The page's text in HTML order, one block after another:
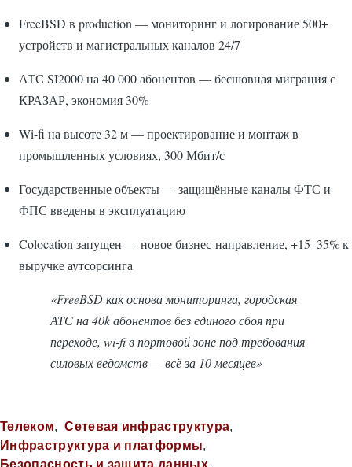
FreeBSD в production — мониторинг и логирование 500+
устройств и магистральных каналов 24/7
АТС SI2000 на 40 000 абонентов — бесшовная миграция с
КРАЗАР, экономия 30%
Wi-fi на высоте 32 м — проектирование и монтаж в
промышленных условиях, 300 Мбит/с
Государственные объекты — защищённые каналы ФТС и
ФПС введены в эксплуатацию
Colocation запущен — новое бизнес-направление, +15–35% к
выручке аутсорсинга
«FreeBSD как основа мониторинга, городская
АТС на 40k абонентов без единого сбоя при
переходе, wi-fi в портовой зоне под требования
силовых ведомств — всё за 10 месяцев»
Телеком
Сетевая инфраструктура
Инфраструктура и платформы